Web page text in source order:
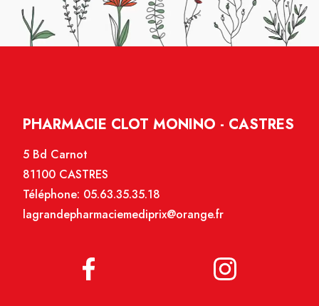
PHARMACIE CLOT MONINO - CASTRES
5 Bd Carnot
81100 CASTRES
Téléphone: 05.63.35.35.18
lagrandepharmaciemediprix@orange.fr